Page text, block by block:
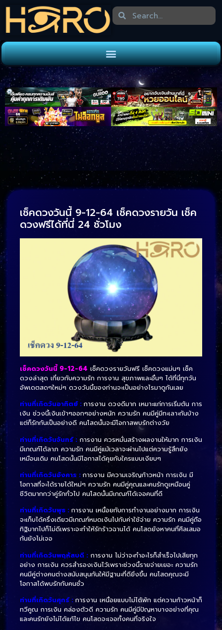
เช็คดวงวันนี้ 9-12-64 เช็คดวงรายวัน เช็ค
ดวงฟรีได้ที่นี่ 24 ชั่วโมง
เช็คดวงวันนี้ 9-12-64 เช็คดวงรายวันฟรี เช็คดวงแม่นๆ เช็ค
ดวงล่าสุด เกี่ยวกับความรัก การงาน สุขภาพและอื่นๆ ได้ที่นี่ทุกวัน
อัพเดตสดๆใหม่ๆ ดวงวันนี้ของท่านจะเป็นอย่างไรมาดูกันเลย
ท่านที่เกิดวันอาทิตย์ : การ​งาน​ ดวง​ดี​มาก เหมาะ​แก่​การ​เริ่ม​ต้น การ
เงิน ​ช่วง​นี้​เงิน​เข้า​ๆออก​ๆอย่าง​หนัก ความ​รัก ​คน​มี​คู่​มี​ทะเลาะ​กัน​บ้าง
แต่​ก็​รักกัน​เป็น​อย่าง​ดี คน​โสด​นั้น​จะ​มี​โอกาส​พบ​รัก​ต่าง​วัย
ท่านที่เกิดวันจันทร์ : การงาน ควรหมั่นสร้างผลงานให้มาก การเงิน
มีเกณฑ์ได้ลาภ ความรัก คนมีคู่แม้เวลาจะผ่านไปแต่ความรู้สึกยัง
เหมือนเดิม คนโสดนั้นมีโอกาสได้คุยกับใครแบบเงียบๆ
ท่านที่เกิดวันอังคาร : การ​งาน​ มี​ความ​เจริญก้าวหน้า​ การเงิน​ มี​
โอกาส​ที่​จะ​ได้​ราย​ได้​ใหม่ๆ ความ​รัก​ คน​มี​คู่​คุณ​และ​คน​รัก​ดูเหมือน​คู่
ชีวิต​มากกว่า​คู่รัก​ทั่วไป คน​โสด​นั้น​มี​เกณฑ์​ได้​เจอ​คน​ที่​ดี
ท่านที่เกิดวันพุธ : การงาน เหนื่อยกับการทำงานอย่างมาก การเงิน
จะเก็บได้ครึ่งเดียวมีเกณฑ์หมดเงินไปกับค่าใช้จ่าย ความรัก คนมีคู่ถือ
ทิฐิมากไปก็ไม่ดีเพราะจะทำให้รักร้าวฉานได้ คนโสดยังหาคนที่ศีลเสมอ
กันยังไม่เจอ
ท่านที่เกิดวันพฤหัสบดี : การ​งาน​ ไม่​ว่า​จะ​ทำอะไร​ก็​สำเร็จ​ไป​เสีย​ทุก​
อย่าง การเงิน ควร​สำรอง​เงิน​ไว้​เพราะ​ช่วง​นี้​รายจ่าย​เยอะ ความ​รัก​
คน​มี​คู่​ต่าง​คน​ต่าง​สนับสนุน​กัน​ให้​มี​ฐานะที่ดี​ยิ่ง​ขึ้น คน​โสด​คุณ​จะ​มี​
โอกาส​ได้​พบ​รัก​กับ​คนชั่ว
ท่านที่เกิดวันศุกร์ : การ​งาน ​เหนื่อย​แบบ​ไม่ได้พัก แต่​ความ​ก้าวหน้า​ก็​
ทวีคูณ​ การเงิน​ คล่องตัวดี ความรัก ​คน​มี​คู่​มี​ปัญหา​บาง​อย่าง​ที่​คุณ​
และ​คน​รัก​ยัง​ไม่ได้แก้ไข คน​โสด​จะ​เจอ​ทั้งคน​ที่จริง​ใจ